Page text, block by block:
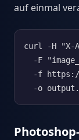
auf einmal
curl -H "X-
-F
-f
-o